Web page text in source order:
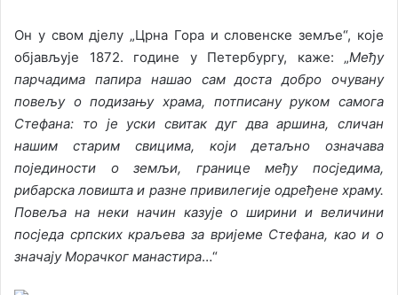
Он у свом дјелу „Црна Гора и словенске земље“, које
објављује 1872. године у Петербургу, каже: „Међу
парчадима папира нашао сам доста добро очувану
повељу о подизању храма, потписану руком самога
Стефана: то је уски свитак дуг два аршина, сличан
нашим старим свицима, који детаљно означава
појединости о земљи, границе међу посједима,
рибарска ловишта и разне привилегије одређене храму.
Повеља на неки начин казује о ширини и величини
посједа српских краљева за вријеме Стефана, као и о
значају Морачког манастира…“